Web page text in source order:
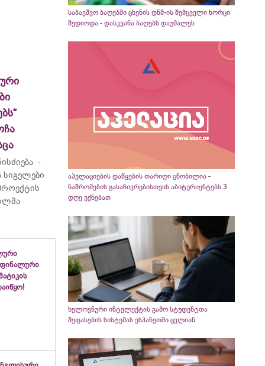
-
ფინალური
საბავშვო ბაღებში ცხენის დნმ-ის შემცველი ხორცი
შედიოდა - დასკვანა ბაღებს დაუმალეს
აპელაციების დაწყების თარიღი ცნობილია -
ნაშრომების გასაჩივრებისთვის აბიტურიენტებს 3
დღე ექნებათ
ხელოვნური ინტელექტის გამო სტუდენტთა
შეფასების სისტემას ესპანეთში ცვლიან